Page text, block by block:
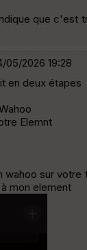
que c'est
05/2026 19:28
en deux étapes
Elemnt
wahoo sur
mon element